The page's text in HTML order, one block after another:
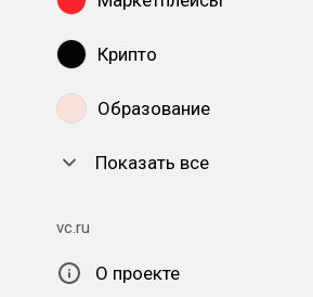
Крипто
Образование
Показать все
vc.ru
О проекте